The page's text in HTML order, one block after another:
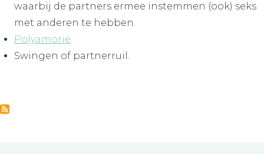
waarbij de partners ermee instemmen (ook) seks
met anderen te hebben.
Polyamorie
Swingen of partnerruil.